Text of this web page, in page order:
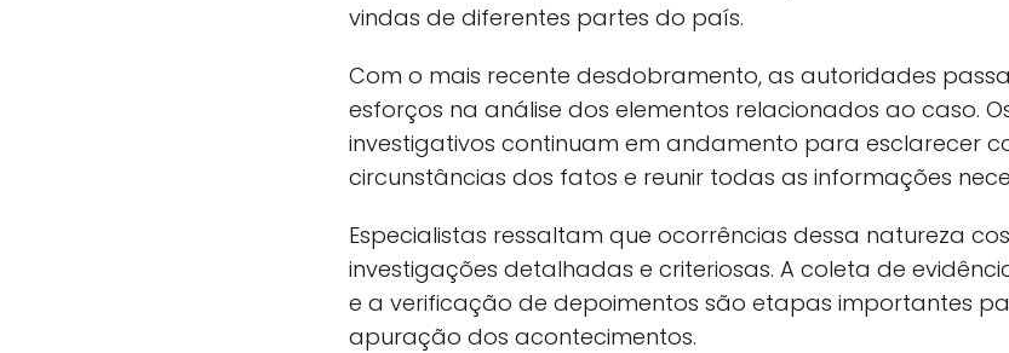
vindas de diferentes partes do país.
Com o mais recente desdobramento, as autoridades
esforços na análise dos elementos relacionados ao caso.
investigativos continuam em andamento para esclarecer
circunstâncias dos fatos e reunir todas as informações
Especialistas ressaltam que ocorrências dessa natureza
investigações detalhadas e criteriosas. A coleta de
e a verificação de depoimentos são etapas importantes
apuração dos acontecimentos.